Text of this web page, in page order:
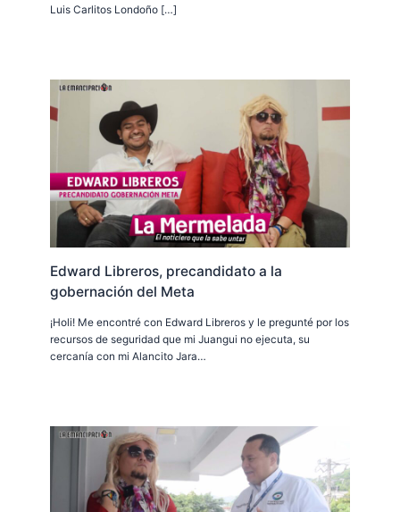
Luis Carlitos Londoño […]
Edward Libreros, precandidato a la
gobernación del Meta
¡Holi! Me encontré con Edward Libreros y le pregunté por los
recursos de seguridad que mi Juangui no ejecuta, su
cercanía con mi Alancito Jara…